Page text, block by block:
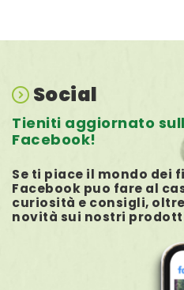
Social
Tieniti aggiornato
Facebook!
Se ti piace il mondo dei
Facebook puo fare al
curiosità e consigli,
novità sui nostri